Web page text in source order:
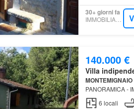
30+ giorni fa
IMMOBILIARE.IT
140.000 €
Villa
MONTEMIGNAIO
PANORAMICA -
INGRESSO SU
6 locali